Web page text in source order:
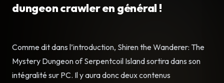
dungeon crawler en général !
Comme dit dans l’introduction, Shiren the Wanderer: The
Mystery Dungeon of Serpentcoil Island sortira dans son
intégralité sur PC. Il y aura donc deux contenus